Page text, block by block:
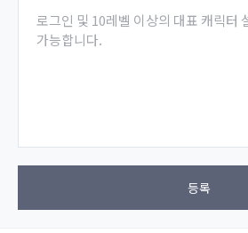
로그인 및 10레벨 이상의 대표 캐릭터
가능합니다.
등록